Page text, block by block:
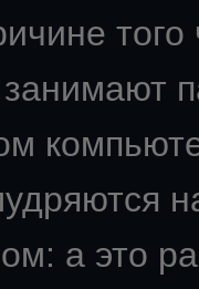
а это